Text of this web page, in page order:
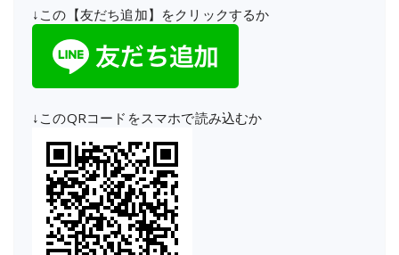
↓この【友だち追加】をクリックするか
↓このQRコードをスマホで読み込むか